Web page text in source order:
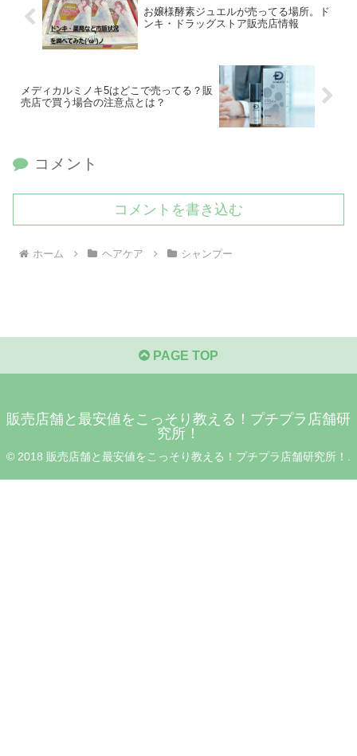
お嬢様酵素ジュエルが売ってる場所。ド
ンキ・ドラッグストア販売店情報
メディカルミノキ5はどこで売ってる？販
売店で買う場合の注意点とは？
コメント
コメントを書き込む
ホーム ヘアケア シャンプー
PAGE TOP
販売店舗と最安値をこっそり教える！プチプラ店舗研
究所！
© 2018 販売店舗と最安値をこっそり教える！プチプラ店舗研究所！.